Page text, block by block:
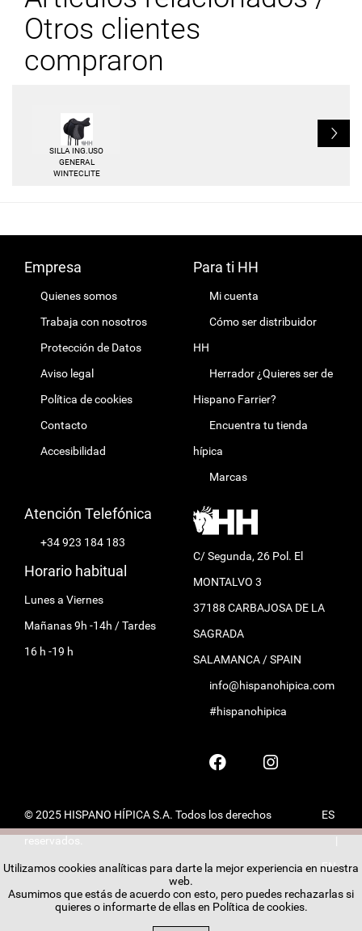
Otros clientes
compraron
SILLA ING.USO
GENERAL
WINTECLITE
L
Empresa
Quienes somos
Trabaja con nosotros
Protección de Datos
Aviso legal
Política de cookies
Contacto
Accesibilidad
Para ti HH
Mi cuenta
Cómo ser distribuidor
HH
Herrador ¿Quieres ser de
Hispano Farrier?
Encuentra tu tienda
hípica
Marcas
Atención Telefónica
+34 923 184 183
Horario habitual
Lunes a Viernes
Mañanas 9h -14h / Tardes
16 h -19 h
C/ Segunda, 26 Pol. El
MONTALVO 3
37188 CARBAJOSA DE LA
SAGRADA
SALAMANCA / SPAIN
info@hispanohipica.com
#hispanohipica
© 2025 HISPANO HÍPICA S.A. Todos los derechos
reservados.
ES
EN
Utilizamos cookies analíticas para darte la mejor experiencia en nuestra
web.
Asumimos que estás de acuerdo con esto, pero puedes rechazarlas si
quieres o informarte de ellas en Política de cookies.